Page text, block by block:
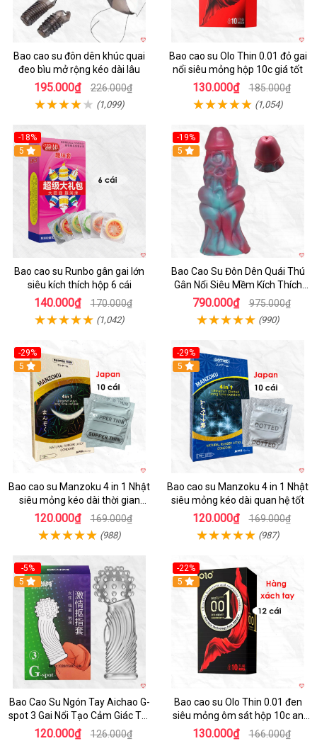
Bao cao su đôn dên khúc quai
đeo bìu mở rộng kéo dài lâu
195.000₫ 226.000₫
(1,099)
Bao cao su Olo Thin 0.01 đỏ gai
nổi siêu mỏng hộp 10c giá tốt
130.000₫ 185.000₫
(1,054)
-18%
Hot
5
Bao cao su Runbo gân gai lớn
siêu kích thích hộp 6 cái
140.000₫ 170.000₫
(1,042)
-19%
5
Bao Cao Su Đôn Dên Quái Thú
Gân Nổi Siêu Mềm Kích Thích
Tột Đỉnh
790.000₫ 975.000₫
(990)
-29%
5
Bao cao su Manzoku 4 in 1 Nhật
siêu mỏng kéo dài thời gian
chính hãng
120.000₫ 169.000₫
(988)
-29%
5
Bao cao su Manzoku 4 in 1 Nhật
siêu mỏng kéo dài quan hệ tốt
120.000₫ 169.000₫
(987)
-5%
5
Bao Cao Su Ngón Tay Aichao G-
spot 3 Gai Nổi Tạo Cảm Giác Tột
Đỉnh
120.000₫ 126.000₫
-22%
5
Bao cao su Olo Thin 0.01 đen
siêu mỏng ôm sát hộp 10c an
toàn
130.000₫ 166.000₫